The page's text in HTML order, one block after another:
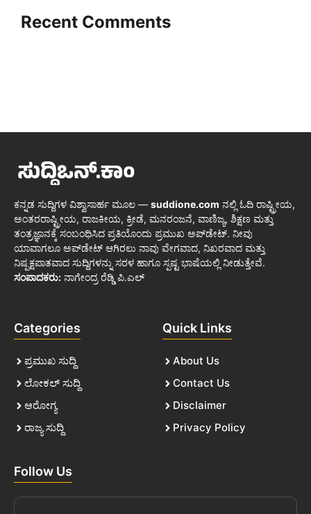
Recent Comments
ಕನ್ನಡ ಸುದ್ದಿಗಳ ವಿಶ್ವಾಸಾರ್ಹ ಮೂಲ — suddione.com ನಲ್ಲಿ ಓದಿ ರಾಷ್ಟ್ರೀಯ,
ಅಂತರರಾಷ್ಟ್ರೀಯ, ರಾಜಕೀಯ, ಕ್ರೀಡೆ, ಮನರಂಜನೆ, ವಾಣಿಜ್ಯ, ಶಿಕ್ಷಣ ಮತ್ತು
ತಂತ್ರಜ್ಞಾನಕ್ಕೆ ಸಂಬಂಧಿಸಿದ ಪ್ರತಿಯೊಂದು ಪ್ರಮುಖ ಅಪ್‌ಡೇಟ್. ನೀವು
ಯಾವಾಗಲೂ ಅಪ್‌ಡೇಟ್ ಆಗಿರಲು ನಾವು ವೇಗವಾದ, ನಿಖರವಾದ ಮತ್ತು
ನಿಷ್ಪಕ್ಷಪಾತವಾದ ಸುದ್ದಿಗಳನ್ನು ಸರಳ ಹಾಗೂ ಸ್ಪಷ್ಟ ಭಾಷೆಯಲ್ಲಿ ನೀಡುತ್ತೇವೆ.
ಸಂಪಾದಕರು: ನಾಗೇಂದ್ರ ರೆಡ್ಡಿ ಪಿ.ಎಲ್
Categories
ಪ್ರಮುಖ ಸುದ್ದಿ
ಲೋಕಲ್ ಸುದ್ದಿ
ಆರೋಗ್ಯ
ರಾಜ್ಯ ಸುದ್ದಿ
Quick Links
About Us
Contact Us
Disclaimer
Privacy Policy
Follow Us